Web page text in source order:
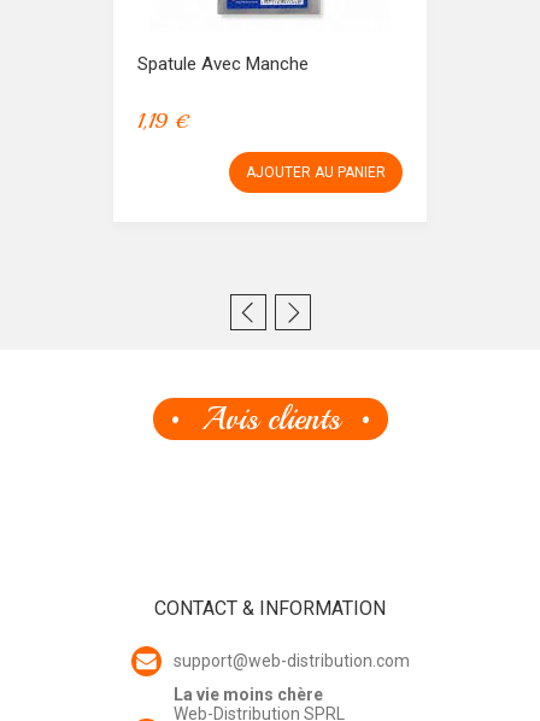
Spatule Avec Manche
1,19 €
AJOUTER AU PANIER
Avis clients
CONTACT & INFORMATION
support@web-distribution.com
La vie moins chère
Web-Distribution SPRL